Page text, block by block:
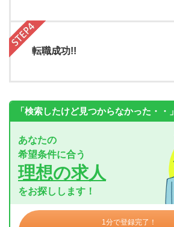
転職成功!!
「検索したけど見つからなかった・・」
あなたの
希望条件に合う
理想の求人
をお探しします！
1分で登録完了！